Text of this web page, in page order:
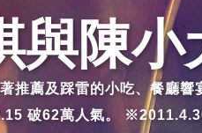
與陳小
薦及踩雷的小吃、餐廳響
破62萬人氣。